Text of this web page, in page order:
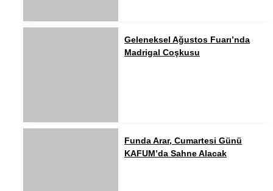
Geleneksel Ağustos Fuarı’nda
Madrigal Coşkusu
Funda Arar, Cumartesi Günü
KAFUM’da Sahne Alacak